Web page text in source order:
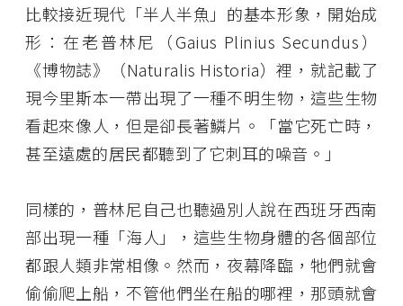
比較接近現代「半人半魚」的基本形象，開始成
形：在老普林尼（Gaius Plinius Secundus）
《博物誌》（Naturalis Historia）裡，就記載了
現今里斯本一帶出現了一種不明生物，這些生物
看起來像人，但是卻長著鱗片。「當它死亡時，
甚至遠處的居民都聽到了它刺耳的噪音。」
同樣的，普林尼自己也聽過別人說在西班牙西南
部出現一種「海人」，這些生物身體的各個部位
都跟人類非常相像。然而，夜幕降臨，牠們就會
偷偷爬上船，不管他們坐在船的哪裡，那頭就會